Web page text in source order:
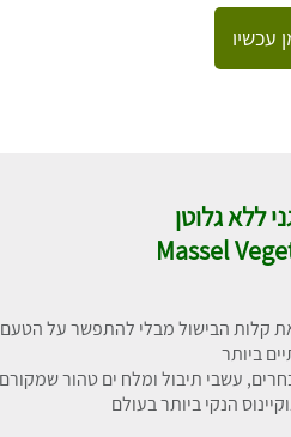
עכשיו
ללא גלוטן
Massel
קלות הבישול מבלי להתפשר על
ביותר
עשבי תיבול ומלח ים טהור
הנקי ביותר בעולם